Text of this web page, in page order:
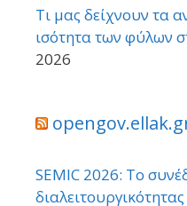
Τι μας δείχνουν τα
ισότητα των φύλων
2026
SEMIC 2026: Το